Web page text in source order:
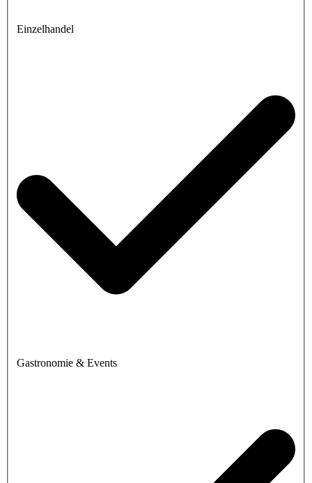
Einzelhandel
Gastronomie & Events